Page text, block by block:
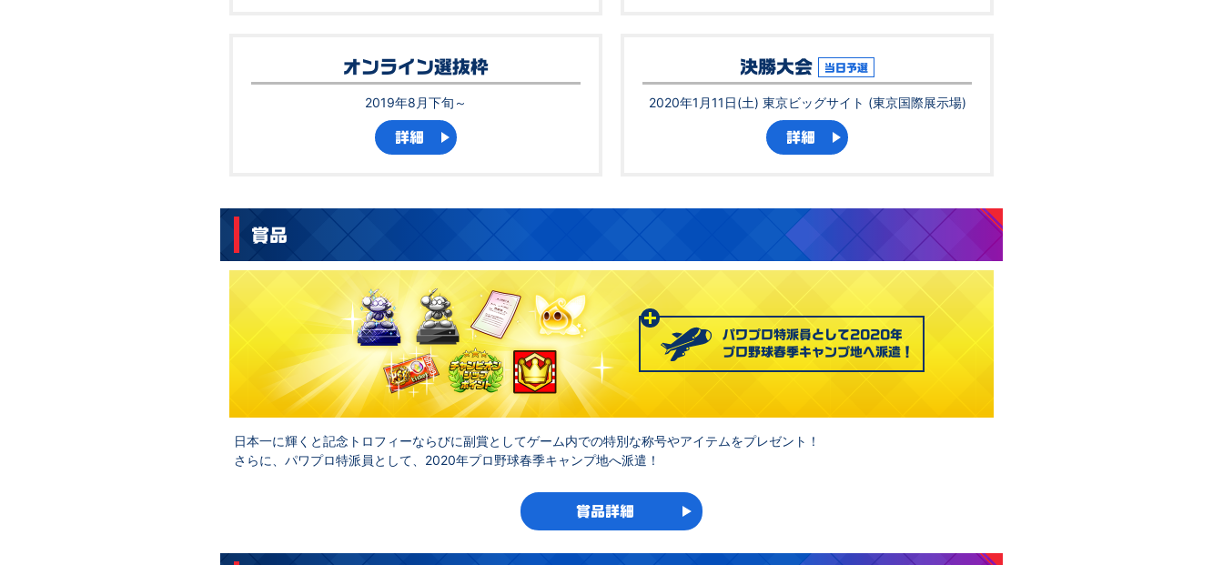
オンライン選抜枠
2019年8月下旬～
詳細
決勝大会 当日予選
2020年1月11日(土) 東京ビッグサイト (東京国際展示場)
詳細
賞品
パワプロ特派員として2020年
プロ野球春季キャンプ地へ派遣！
日本一に輝くと記念トロフィーならびに副賞としてゲーム内での特別な称号やアイテムをプレゼント！
さらに、パワプロ特派員として、2020年プロ野球春季キャンプ地へ派遣！
賞品詳細